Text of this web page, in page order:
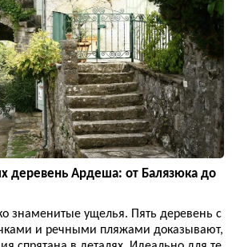
деревень Ардеша: от Балязюка до
знаменитые ущелья. Пять деревень с
и речными пляжами доказывают,